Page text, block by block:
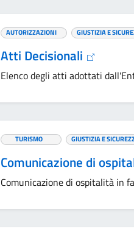
AUTORIZZAZIONI GIUSTIZIA E
Atti Decisionali
Elenco degli atti adottati
TURISMO GIUSTIZIA E
Comunicazione di
Comunicazione di ospitalità in